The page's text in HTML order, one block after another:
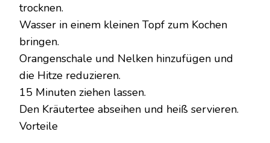
trocknen.
Wasser in einem kleinen Topf zum Kochen
bringen.
Orangenschale und Nelken hinzufügen und
die Hitze reduzieren.
15 Minuten ziehen lassen.
Den Kräutertee abseihen und heiß servieren.
Vorteile